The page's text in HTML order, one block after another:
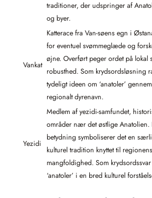
traditioner, der udspringer af
og byer.
Vankat
Katterace fra Van-søens egn i
for eventuel svømmeglæde og
øjne. Overført peger ordet på
robusthed. Som krydsordsløsning
tydeligt ideen om ‘anatoler’
regionalt dyrenavn.
Yezidi
Medlem af yezidi-samfundet,
områder nær det østlige Anatolien.
betydning symboliserer det en
kulturel tradition knyttet til regionens
mangfoldighed. Som
‘anatoler’ i en bred kulturel